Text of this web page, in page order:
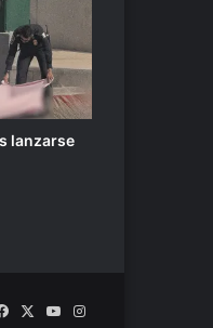
lanzarse
Facebook
X YouTubeInstagram